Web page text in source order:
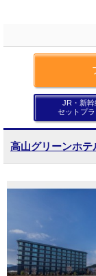
JR・新幹
セットプ
高山グリーンホテ